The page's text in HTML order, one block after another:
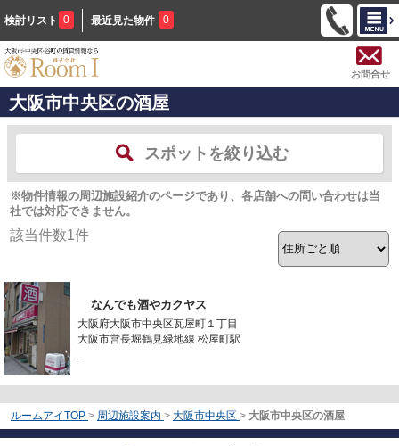
検討リスト 0 最近見た物件 0
お問合せ
大阪市中央区の酒屋
スポットを絞り込む
※物件情報の周辺施設紹介のページであり、各店舗への問い合わせは当
社では対応できません。
該当件数1件
なんでも酒やカクヤス
大阪府大阪市中央区瓦屋町１丁目
大阪市営長堀鶴見緑地線 松屋町駅
-
ルームアイTOP > 周辺施設案内 > 大阪市中央区 > 大阪市中央区の酒屋